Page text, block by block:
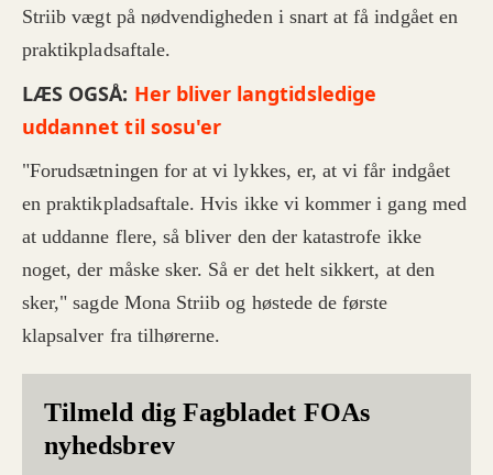
Striib vægt på nødvendigheden i snart at få indgået en
praktikpladsaftale.
LÆS OGSÅ: Her bliver langtidsledige
uddannet til sosu'er
"Forudsætningen for at vi lykkes, er, at vi får indgået
en praktikpladsaftale. Hvis ikke vi kommer i gang med
at uddanne flere, så bliver den der katastrofe ikke
noget, der måske sker. Så er det helt sikkert, at den
sker," sagde Mona Striib og høstede de første
klapsalver fra tilhørerne.
Tilmeld dig Fagbladet FOAs
nyhedsbrev